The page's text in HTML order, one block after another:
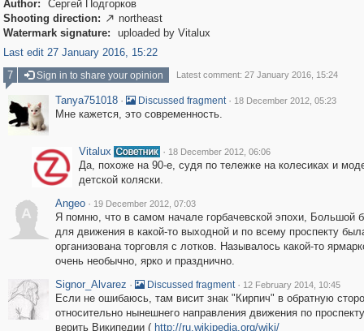
Author:
Сергей Подгорков
Shooting direction:  northeast
Watermark signature:
uploaded by Vitalux
Last edit 27 January 2016, 15:22
7
Sign in to share your opinion Latest comment: 27 January 2016, 15:24
Tanya751018 · Discussed fragment · 18 December 2012, 05:23
Мне кажется, это современность.
Vitalux · 18 December 2012, 06:06
Да, похоже на 90-е, судя по тележке на колесиках и
детской коляски.
A
Angeo · 19 December 2012, 07:03
Я помню, что в самом начале горбачевской эпохи, Большой
для движения в какой-то выходной и по всему проспекту
организована торговля с лотков. Называлось какой-то
очень необычно, ярко и празднично.
Signor_Alvarez · Discussed fragment · 12 February 2014, 10:45
Если не ошибаюсь, там висит знак "Кирпич" в обратную
относительно нынешнего направления движения по
верить Википедии ( http://ru.wikipedia.org/wiki/